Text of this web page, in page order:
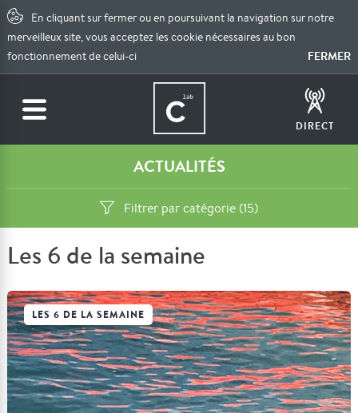
En cliquant sur fermer ou en poursuivant la navigation sur notre
merveilleux site, vous acceptez les cookie nécessaires au bon
fonctionnement de celui-ci
FERMER
DIRECT
ACTUALITÉS
Filtrer par catégorie (15)
Les 6 de la semaine
LES 6 DE LA SEMAINE